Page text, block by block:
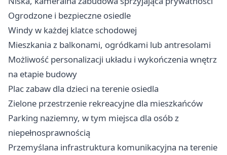
Ogrodzone i bezpieczne osiedle
Windy w każdej klatce schodowej
Mieszkania z balkonami, ogródkami lub antresolami
Możliwość personalizacji układu i wykończenia wnętrz
na etapie budowy
Plac zabaw dla dzieci na terenie osiedla
Zielone przestrzenie rekreacyjne dla mieszkańców
Parking naziemny, w tym miejsca dla osób z
niepełnosprawnością
Przemyślana infrastruktura komunikacyjna na terenie